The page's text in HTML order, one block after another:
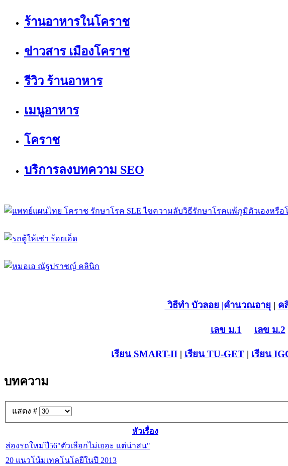
ร้านอาหารในโคราช
ข่าวสาร เมืองโคราช
รีวิว ร้านอาหาร
เมนูอาหาร
โคราช
บริการลงบทความ SEO
วิธีทำ บัวลอย |คำนวณอายุ | ค
เลข ม.1 เลข ม.2
เรียน SMART-II| เรียน TU-GET| เรียน
บทความ
แสดง #
หัวเรื่อง
ส่องรถใหม่ปี56"ตัวเลือกไม่เยอะ แต่น่าสน"
20 แนวโน้มเทคโนโลยีในปี 2013